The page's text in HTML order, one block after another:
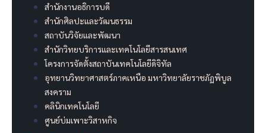
สำนักงานอธิการบดี
สำนักศิลปะและวัฒนธรรม
สถาบันวิจัยและพัฒนา
สำนักวิทยบริการและเทคโนโลยีสารสนเทศ
โครงการจัดตั้งสถาบันเทคโนโลยีดิจิทัล
อุทยานวิทยาศาสตร์ภาคเหนือ มหาวิทยาลัยราชภัฏพิบูล
สงคราม
คลินิกเทคโนโลยี
ศูนย์บ่มเพาะวิสาหกิจ